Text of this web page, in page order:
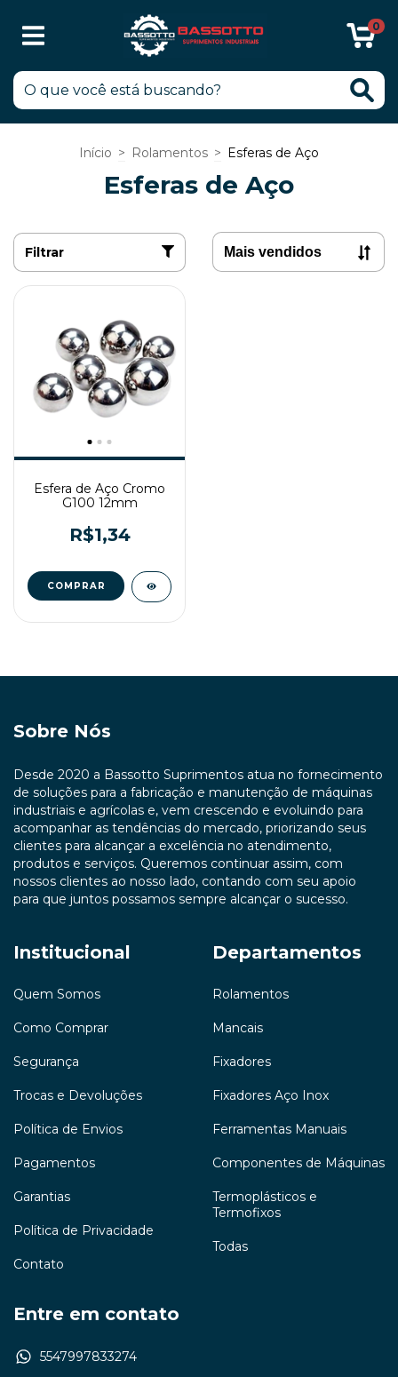
0
Início > Rolamentos > Esferas de Aço
Esferas de Aço
Filtrar
Esfera de Aço Cromo
G100 12mm
R$1,34
Sobre Nós
Desde 2020 a Bassotto Suprimentos atua no fornecimento
de soluções para a fabricação e manutenção de máquinas
industriais e agrícolas e, vem crescendo e evoluindo para
acompanhar as tendências do mercado, priorizando seus
clientes para alcançar a excelência no atendimento,
produtos e serviços. Queremos continuar assim, com
nossos clientes ao nosso lado, contando com seu apoio
para que juntos possamos sempre alcançar o sucesso.
Institucional
Quem Somos
Como Comprar
Segurança
Trocas e Devoluções
Política de Envios
Pagamentos
Garantias
Política de Privacidade
Contato
Departamentos
Rolamentos
Mancais
Fixadores
Fixadores Aço Inox
Ferramentas Manuais
Componentes de Máquinas
Termoplásticos e
Termofixos
Todas
Entre em contato
5547997833274